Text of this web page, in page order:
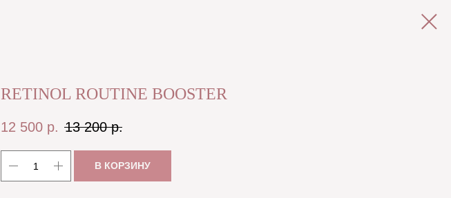
RETINOL ROUTINE BOOSTER
12 500 р. 13 200 р.
В КОРЗИНУ